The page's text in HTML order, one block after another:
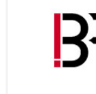
血球对抗肿瘤细
说，素食者只要